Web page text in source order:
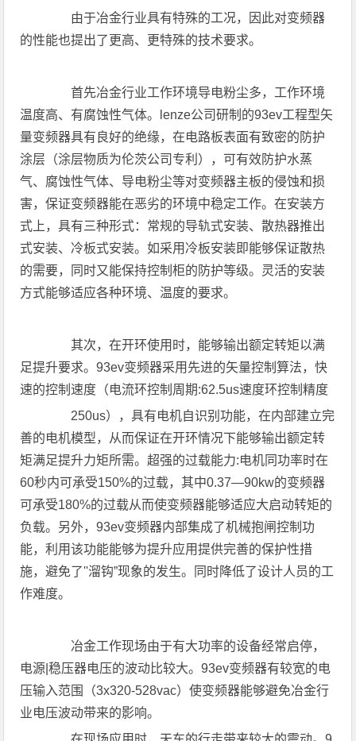
由于冶金行业具有特殊的工况，因此对变频器
的性能也提出了更高、更特殊的技术要求。
首先冶金行业工作环境导电粉尘多，工作环境
温度高、有腐蚀性气体。lenze公司研制的93ev工程型矢
量变频器具有良好的绝缘，在电路板表面有致密的防护
涂层（涂层物质为伦茨公司专利），可有效防护水蒸
气、腐蚀性气体、导电粉尘等对变频器主板的侵蚀和损
害，保证变频器能在恶劣的环境中稳定工作。在安装方
式上，具有三种形式：常规的导轨式安装、散热器推出
式安装、冷板式安装。如采用冷板安装即能够保证散热
的需要，同时又能保持控制柜的防护等级。灵活的安装
方式能够适应各种环境、温度的要求。
其次，在开环使用时，能够输出额定转矩以满
足提升要求。93ev变频器采用先进的矢量控制算法，快
速的控制速度（电流环控制周期:62.5us速度环控制精度
250us），具有电机自识别功能，在内部建立完
善的电机模型，从而保证在开环情况下能够输出额定转
矩满足提升力矩所需。超强的过载能力:电机同功率时在
60秒内可承受150%的过载，其中0.37—90kw的变频器
可承受180%的过载从而使变频器能够适应大启动转矩的
负载。另外，93ev变频器内部集成了机械抱闸控制功
能，利用该功能能够为提升应用提供完善的保护性措
施，避免了''溜钩”现象的发生。同时降低了设计人员的工
作难度。
冶金工作现场由于有大功率的设备经常启停，
电源|稳压器电压的波动比较大。93ev变频器有较宽的电
压输入范围（3x320-528vac）使变频器能够避免冶金行
业电压波动带来的影响。